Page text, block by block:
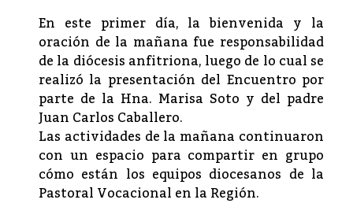
En este primer día, la bienvenida y la
oración de la mañana fue responsabilidad
de la diócesis anfitriona, luego de lo cual se
realizó la presentación del Encuentro por
parte de la Hna. Marisa Soto y del padre
Juan Carlos Caballero.
Las actividades de la mañana continuaron
con un espacio para compartir en grupo
cómo están los equipos diocesanos de la
Pastoral Vocacional en la Región.